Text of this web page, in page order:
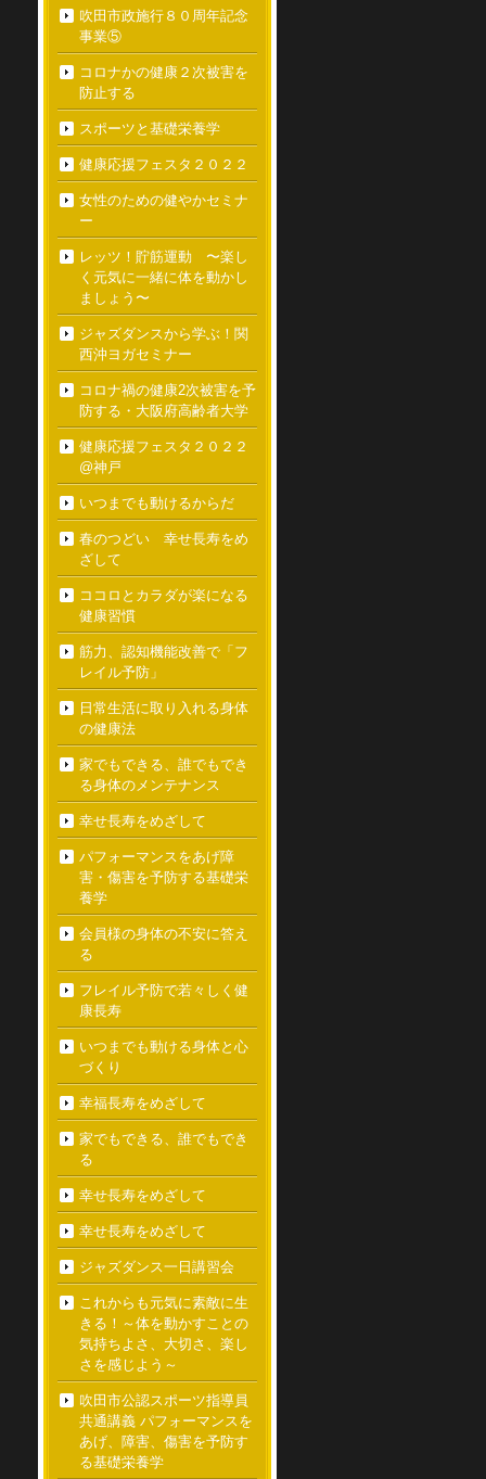
吹田市政施行８０周年記念
事業⑤
コロナかの健康２次被害を
防止する
スポーツと基礎栄養学
健康応援フェスタ２０２２
女性のための健やかセミナ
ー
レッツ！貯筋運動 〜楽し
く元気に一緒に体を動かし
ましょう〜
ジャズダンスから学ぶ！関
西沖ヨガセミナー
コロナ禍の健康2次被害を予
防する・大阪府高齢者大学
健康応援フェスタ２０２２
@神戸
いつまでも動けるからだ
春のつどい 幸せ長寿をめ
ざして
ココロとカラダが楽になる
健康習慣
筋力、認知機能改善で「フ
レイル予防」
日常生活に取り入れる身体
の健康法
家でもできる、誰でもでき
る身体のメンテナンス
幸せ長寿をめざして
パフォーマンスをあげ障
害・傷害を予防する基礎栄
養学
会員様の身体の不安に答え
る
フレイル予防で若々しく健
康長寿
いつまでも動ける身体と心
づくり
幸福長寿をめざして
家でもできる、誰でもでき
る
幸せ長寿をめざして
幸せ長寿をめざして
ジャズダンス一日講習会
これからも元気に素敵に生
きる！～体を動かすことの
気持ちよさ、大切さ、楽し
さを感じよう～
吹田市公認スポーツ指導員
共通講義 パフォーマンスを
あげ、障害、傷害を予防す
る基礎栄養学